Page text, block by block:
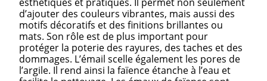
d’ajouter des couleurs vibrantes, mais aussi des
motifs décoratifs et des finitions brillantes ou
mats. Son rôle est de plus important pour
protéger la poterie des rayures, des taches et des
dommages. L’émail scelle également les pores de
l’argile. Il rend ainsi la faïence étanche à l’eau et